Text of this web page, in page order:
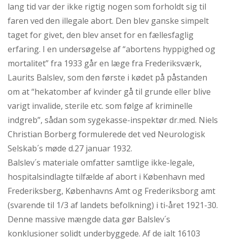
lang tid var der ikke rigtig nogen som forholdt sig til
faren ved den illegale abort. Den blev ganske simpelt
taget for givet, den blev anset for en fællesfaglig
erfaring. I en undersøgelse af “abortens hyppighed og
mortalitet” fra 1933 går en læge fra Frederiksværk,
Laurits Balslev, som den første i kødet på påstanden
om at “hekatomber af kvinder gå til grunde eller blive
varigt invalide, sterile etc. som følge af kriminelle
indgreb”, sådan som sygekasse-inspektør dr.med. Niels
Christian Borberg formulerede det ved Neurologisk
Selskab´s møde d.27 januar 1932.
Balslev´s materiale omfatter samtlige ikke-legale,
hospitalsindlagte tilfælde af abort i København med
Frederiksberg, Københavns Amt og Frederiksborg amt
(svarende til 1/3 af landets befolkning) i ti-året 1921-30.
Denne massive mængde data gør Balslev´s
konklusioner solidt underbyggede. Af de ialt 16103